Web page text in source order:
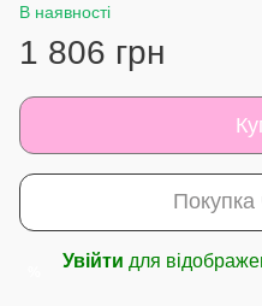
В наявності
1 806 грн
Покупка
Увійти для